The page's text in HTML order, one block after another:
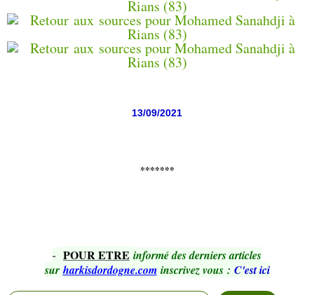
13/09/2021
*******
- POUR ETRE informé des derniers articles
sur harkisdordogne.com inscrivez vous : C'est ici